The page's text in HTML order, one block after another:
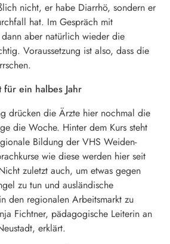
nicht, er habe Diarrhö, sondern er
hat. Im Gespräch mit
aber natürlich wieder die
Voraussetzung ist also, dass die
ein halbes Jahr
drücken die Ärzte hier nochmal die
die Woche. Hinter dem Kurs steht
Bildung der VHS Weiden-
wie diese werden hier seit
zuletzt auch, um etwas gegen
zu tun und ausländische
den regionalen Arbeitsmarkt zu
Fichtner, pädagogische Leiterin an
erklärt.